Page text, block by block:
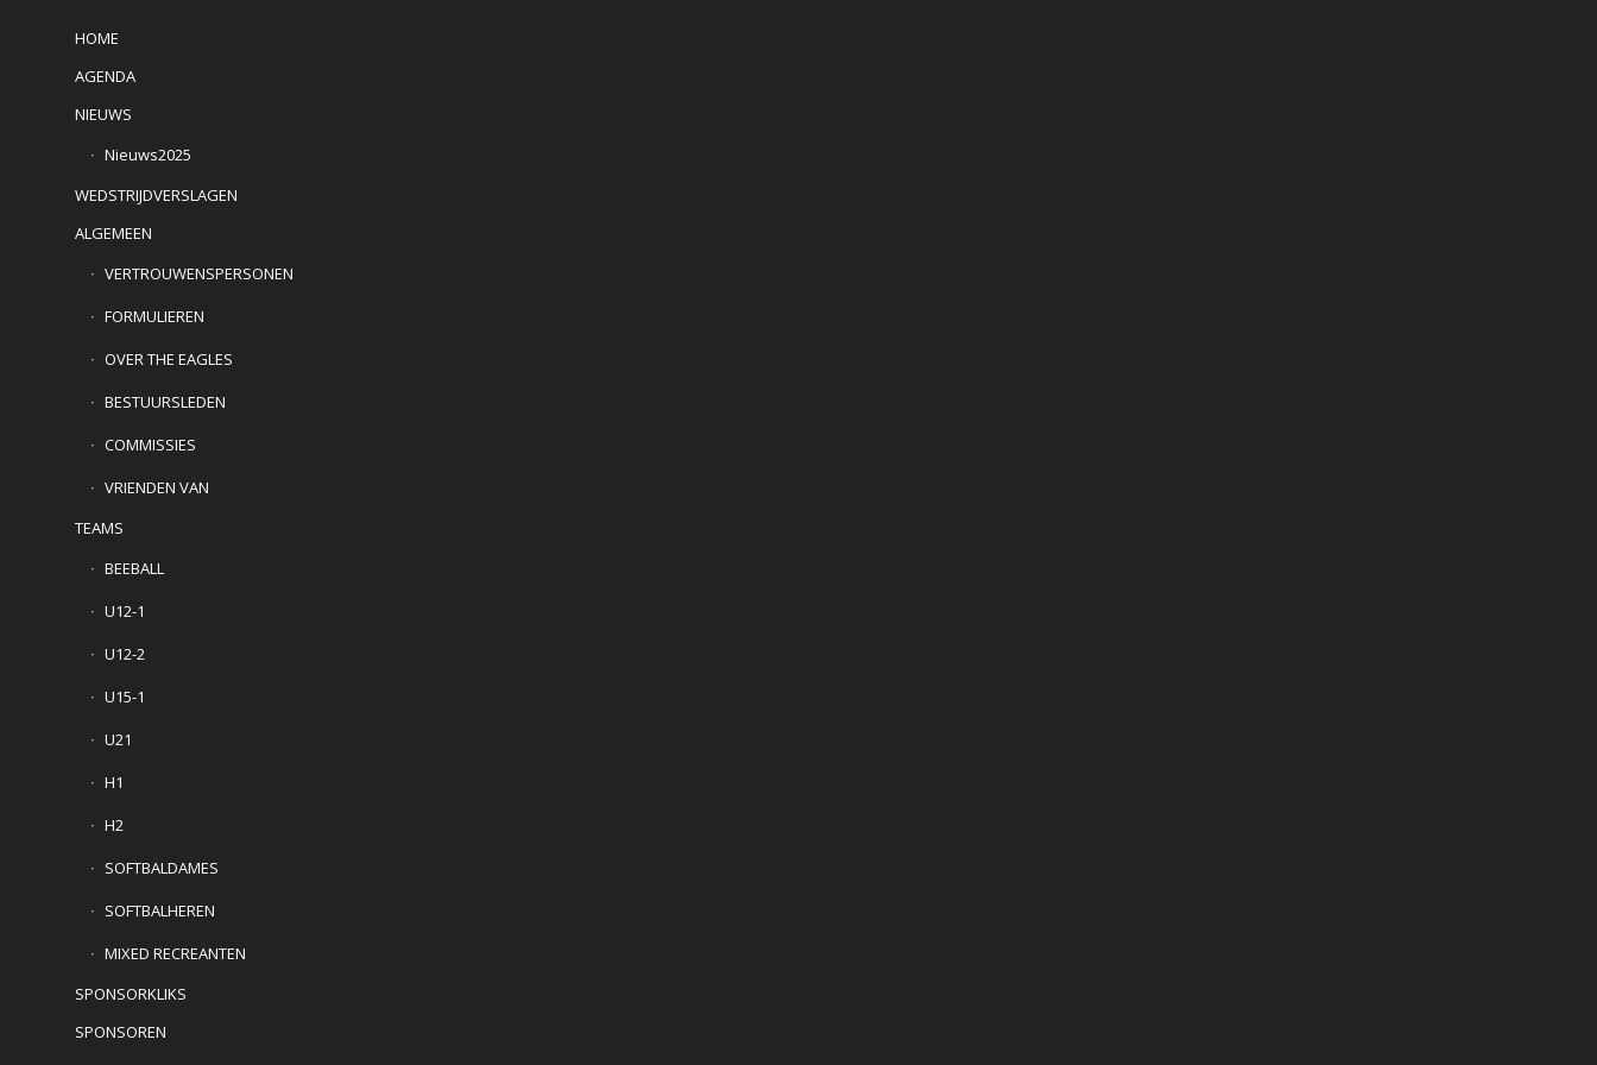
HOME
AGENDA
NIEUWS
Nieuws2025
WEDSTRIJDVERSLAGEN
ALGEMEEN
VERTROUWENSPERSONEN
FORMULIEREN
OVER THE EAGLES
BESTUURSLEDEN
COMMISSIES
VRIENDEN VAN
TEAMS
BEEBALL
U12-1
U12-2
U15-1
U21
H1
H2
SOFTBALDAMES
SOFTBALHEREN
MIXED RECREANTEN
SPONSORKLIKS
SPONSOREN